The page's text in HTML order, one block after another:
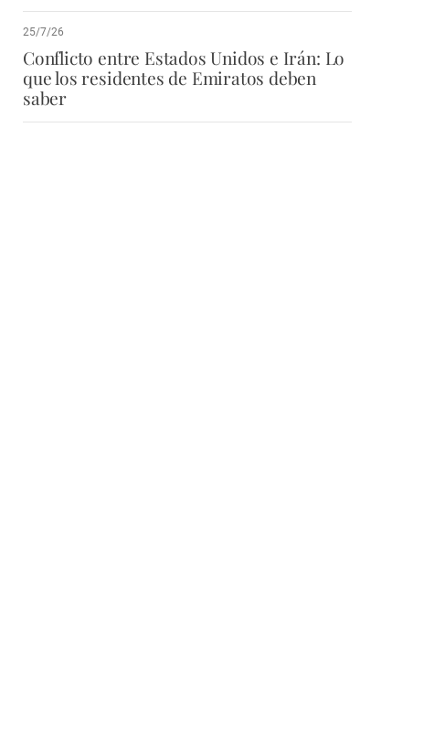
25/7/26
Conflicto entre Estados Unidos e Irán: Lo
que los residentes de Emiratos deben
saber